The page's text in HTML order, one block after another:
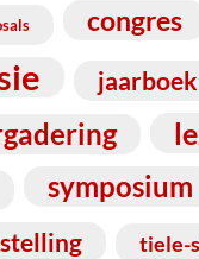
congres
jaarboek
symposium
tiele-